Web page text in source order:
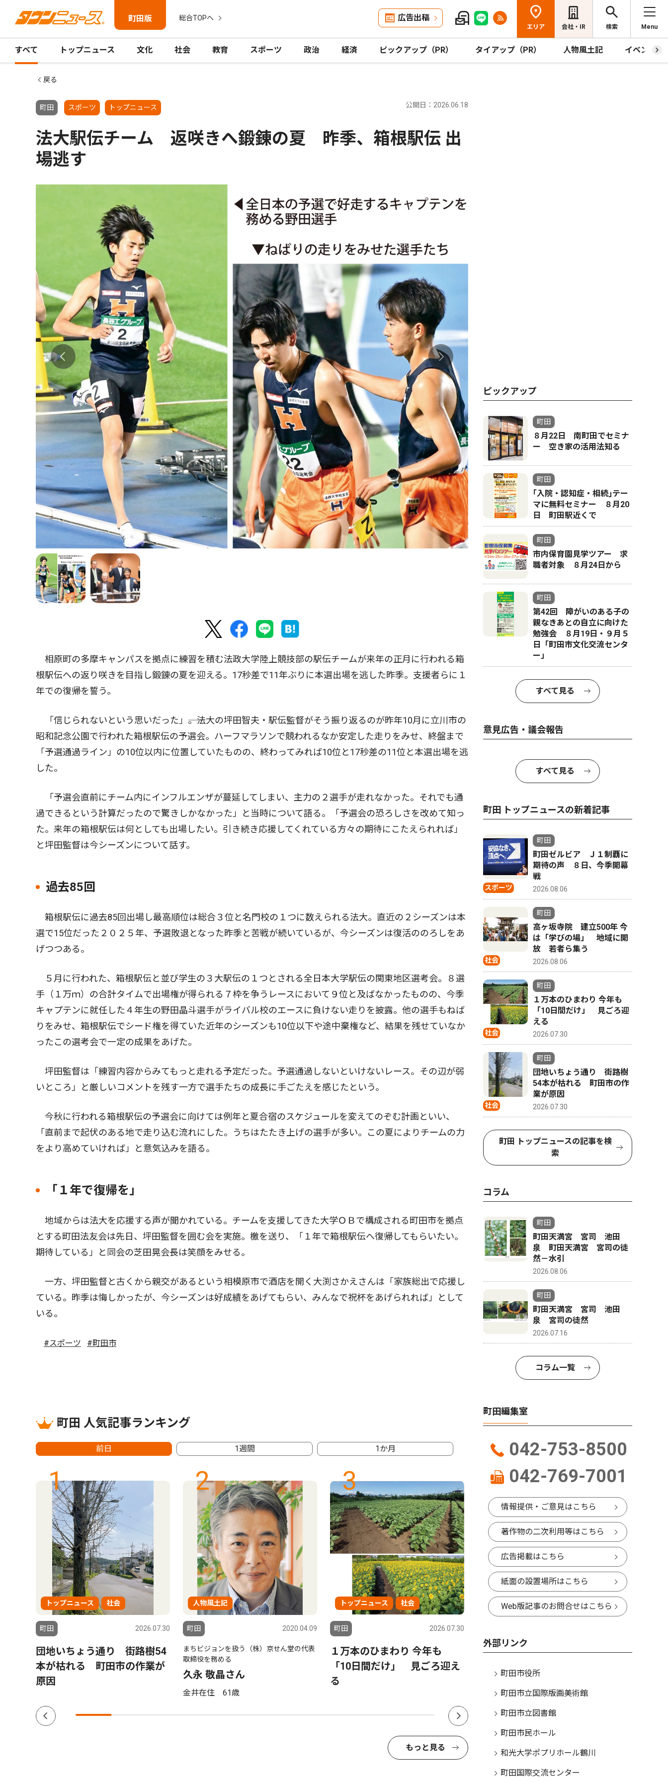
町田版 総合TOPへ 広告出稿
エリア 会社・IR 検索 Menu
すべて トップニュース 文化 社会 教育 スポーツ 政治 経済 ピックアップ（PR） タイアップ（PR） 人物風土記 イベント
戻る
町田 スポーツ トップニュース 公開日：2026.06.18
法大駅伝チーム 返咲きへ鍛錬の夏 昨季、箱根駅伝 出
場逃す
相原町の多摩キャンパスを拠点に練習を積む法政大学陸上競技部の駅伝チームが来年の正月に行われる箱
根駅伝への返り咲きを目指し鍛錬の夏を迎える。17秒差で11年ぶりに本選出場を逃した昨季。支援者らに１
年での復帰を誓う。
「信じられないという思いだった」――。法大の坪田智夫・駅伝監督がそう振り返るのが昨年10月に立川市の
昭和記念公園で行われた箱根駅伝の予選会。ハーフマラソンで競われるなか安定した走りをみせ、終盤まで
「予選通過ライン」の10位以内に位置していたものの、終わってみれば10位と17秒差の11位と本選出場を逃
した。
「予選会直前にチーム内にインフルエンザが蔓延してしまい、主力の２選手が走れなかった。それでも通
過できるという計算だったので驚きしかなかった」と当時について語る。「予選会の恐ろしさを改めて知っ
た。来年の箱根駅伝は何としても出場したい。引き続き応援してくれている方々の期待にこたえられれば」
と坪田監督は今シーズンについて話す。
過去85回
箱根駅伝に過去85回出場し最高順位は総合３位と名門校の１つに数えられる法大。直近の２シーズンは本
選で15位だった２０２５年、予選敗退となった昨季と苦戦が続いているが、今シーズンは復活ののろしをあ
げつつある。
５月に行われた、箱根駅伝と並び学生の３大駅伝の１つとされる全日本大学駅伝の関東地区選考会。８選
手（１万ｍ）の合計タイムで出場権が得られる７枠を争うレースにおいて９位と及ばなかったものの、今季
キャプテンに就任した４年生の野田晶斗選手がライバル校のエースに負けない走りを披露。他の選手もねば
りをみせ、箱根駅伝でシード権を得ていた近年のシーズンも10位以下や途中棄権など、結果を残せていなか
ったこの選考会で一定の成果をあげた。
坪田監督は「練習内容からみてもっと走れる予定だった。予選通過しないといけないレース。その辺が弱
いところ」と厳しいコメントを残す一方で選手たちの成長に手ごたえを感じたという。
今秋に行われる箱根駅伝の予選会に向けては例年と夏合宿のスケジュールを変えてのぞむ計画といい、
「直前まで起伏のある地で走り込む流れにした。うちはたたき上げの選手が多い。この夏によりチームの力
をより高めていければ」と意気込みを語る。
「１年で復帰を」
地域からは法大を応援する声が聞かれている。チームを支援してきた大学ＯＢで構成される町田市を拠点
とする町田法友会は先日、坪田監督を囲む会を実施。檄を送り、「１年で箱根駅伝へ復帰してもらいたい。
期待している」と同会の芝田晃会長は笑顔をみせる。
一方、坪田監督と古くから親交があるという相模原市で酒店を開く大渕さかえさんは「家族総出で応援し
ている。昨季は悔しかったが、今シーズンは好成績をあげてもらい、みんなで祝杯をあげられれば」として
いる。
#スポーツ #町田市
町田 人気記事ランキング
前日 1週間 1か月
1
トップニュース 社会
町田 2026.07.30
団地いちょう通り 街路樹54
本が枯れる 町田市の作業が
原因
2
人物風土記
町田 2020.04.09
まちビジョンを扱う（株）京せん堂の代表
取締役を務める
久永 敬晶さん
金井在住 61歳
3
トップニュース 社会
町田 2026.07.30
１万本のひまわり 今年も
「10日間だけ」 見ごろ迎え
る
4
トップニュース 経済
南町田に800坪の工場 活気
醸成に期待の声
中学軟
もっと見る
ピックアップ
町田
８月22日 南町田でセミナ
ー 空き家の活用法知る
町田
｢入院・認知症・相続｣テー
マに無料セミナー ８月20
日 町田駅近くで
町田
市内保育園見学ツアー 求
職者対象 ８月24日から
町田
第42回 障がいのある子の
親なきあとの自立に向けた
勉強会 ８月19日・９月５
日「町田市文化交流センタ
ー」
すべて見る
意見広告・議会報告
すべて見る
町田 トップニュースの新着記事
スポーツ
町田
町田ゼルビア Ｊ１制覇に
期待の声 ８日、今季開幕
戦
2026.08.06
社会
町田
高ヶ坂寺院 建立500年 今
は「学びの場」 地域に開
放 若者ら集う
2026.08.06
社会
町田
１万本のひまわり 今年も
「10日間だけ」 見ごろ迎
える
2026.07.30
社会
町田
団地いちょう通り 街路樹
54本が枯れる 町田市の作
業が原因
2026.07.30
町田 トップニュースの記事を検
索
コラム
町田
町田天満宮 宮司 池田
泉 町田天満宮 宮司の徒
然－水引
2026.08.06
町田
町田天満宮 宮司 池田
泉 宮司の徒然
2026.07.16
コラム一覧
町田編集室
042-753-8500
042-769-7001
情報提供・ご意見はこちら
著作物の二次利用等はこちら
広告掲載はこちら
紙面の設置場所はこちら
Web版記事のお問合せはこちら
外部リンク
町田市役所
町田市立国際版画美術館
町田市立図書館
町田市民ホール
和光大学ポプリホール鶴川
町田国際交流センター